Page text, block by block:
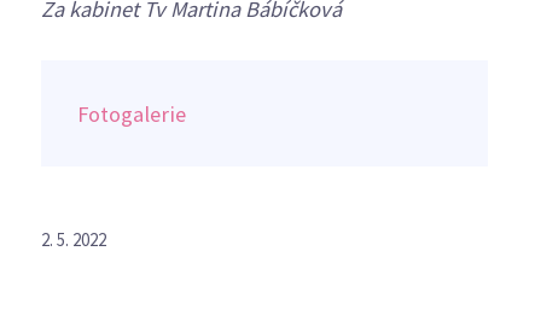
Za kabinet Tv Martina Bábíčková
Fotogalerie
2. 5. 2022